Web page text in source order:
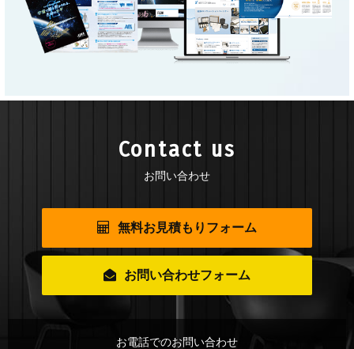
Contact us
お問い合わせ
無料お見積もりフォーム
お問い合わせフォーム
お電話でのお問い合わせ